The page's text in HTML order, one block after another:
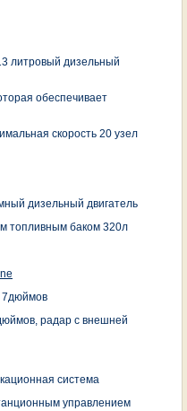
литровый дизельный
обеспечивает
скорость 20 узел
дизельный двигатель
топливным баком 320л
7дюймов
радар с внешней
система
управлением